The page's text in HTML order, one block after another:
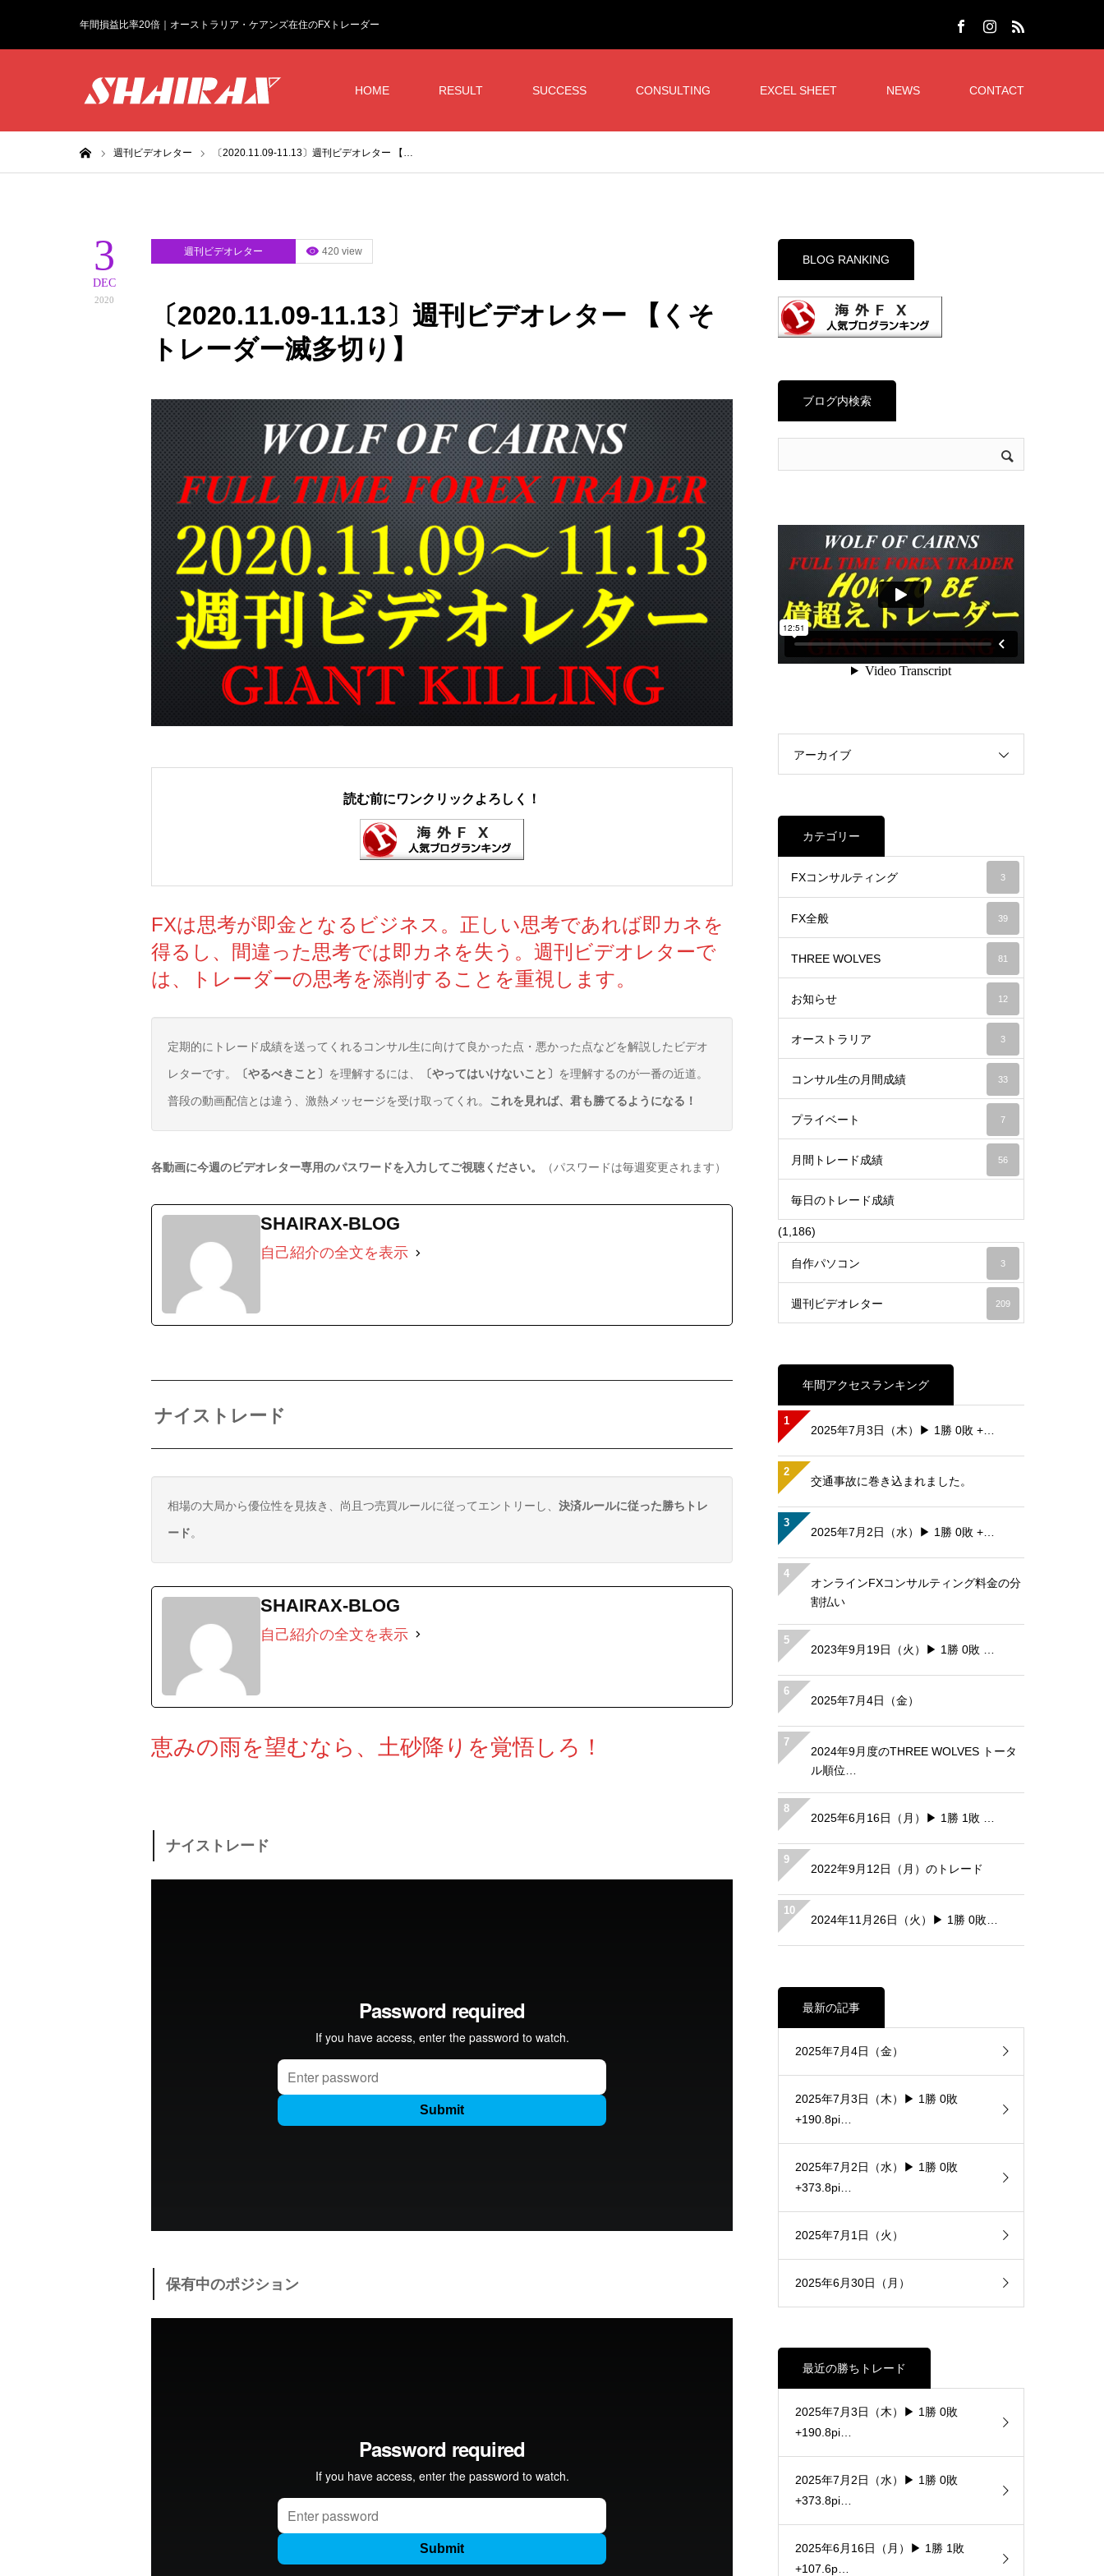
年間損益比率20倍｜オーストラリア・ケアンズ在住のFXトレーダー
HOME RESULT SUCCESS CONSULTING EXCEL SHEET NEWS CONTACT
週刊ビデオレター 〔2020.11.09-11.13〕週刊ビデオレター 【…
3
DEC
2020
週刊ビデオレター 420 view
〔2020.11.09-11.13〕週刊ビデオレター 【くそ
トレーダー滅多切り】
読む前にワンクリックよろしく！
FXは思考が即金となるビジネス。正しい思考であれば即カネを
得るし、間違った思考では即カネを失う。週刊ビデオレターで
は、トレーダーの思考を添削することを重視します。
定期的にトレード成績を送ってくれるコンサル生に向けて良かった点・悪かった点などを解説したビデオ
レターです。 〔やるべきこと〕 を理解するには、 〔やってはいけないこと〕 を理解するのが一番の近道。
普段の動画配信とは違う、激熱メッセージを受け取ってくれ。 これを見れば、君も勝てるようになる！
各動画に今週のビデオレター専用のパスワードを入力してご視聴ください。 （パスワードは毎週変更されます）
SHAIRAX-BLOG
自己紹介の全文を表示
ナイストレード
相場の大局から優位性を見抜き、尚且つ売買ルールに従ってエントリーし、 決済ルールに従った勝ちトレ
ード。
SHAIRAX-BLOG
自己紹介の全文を表示
恵みの雨を望むなら、土砂降りを覚悟しろ！
ナイストレード
保有中のポジション
BLOG RANKING
ブログ内検索
アーカイブ
カテゴリー
FXコンサルティング 3
FX全般 39
THREE WOLVES 81
お知らせ 12
オーストラリア 3
コンサル生の月間成績 33
プライベート 7
月間トレード成績 56
毎日のトレード成績
(1,186)
自作パソコン 3
週刊ビデオレター 209
年間アクセスランキング
1
2025年7月3日（木）▶ 1勝 0敗 +…
2
交通事故に巻き込まれました。
3
2025年7月2日（水）▶ 1勝 0敗 +…
4
オンラインFXコンサルティング料金の分
割払い
5
2023年9月19日（火）▶ 1勝 0敗 …
6
2025年7月4日（金）
7
2024年9月度のTHREE WOLVES トータ
ル順位…
8
2025年6月16日（月）▶ 1勝 1敗 …
9
2022年9月12日（月）のトレード
10
2024年11月26日（火）▶ 1勝 0敗…
最新の記事
2025年7月4日（金）
2025年7月3日（木）▶ 1勝 0敗
+190.8pi…
2025年7月2日（水）▶ 1勝 0敗
+373.8pi…
2025年7月1日（火）
2025年6月30日（月）
最近の勝ちトレード
2025年7月3日（木）▶ 1勝 0敗
+190.8pi…
2025年7月2日（水）▶ 1勝 0敗
+373.8pi…
2025年6月16日（月）▶ 1勝 1敗
+107.6p…